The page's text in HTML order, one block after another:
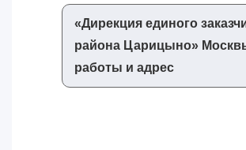
«‎Дирекция единого
района Царицыно»‎
работы и адрес